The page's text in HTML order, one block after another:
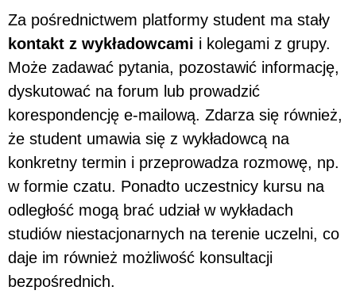
Za pośrednictwem platformy student ma stały
kontakt z wykładowcami i kolegami z grupy.
Może zadawać pytania, pozostawić informację,
dyskutować na forum lub prowadzić
korespondencję e-mailową. Zdarza się również,
że student umawia się z wykładowcą na
konkretny termin i przeprowadza rozmowę, np.
w formie czatu. Ponadto uczestnicy kursu na
odległość mogą brać udział w wykładach
studiów niestacjonarnych na terenie uczelni, co
daje im również możliwość konsultacji
bezpośrednich.